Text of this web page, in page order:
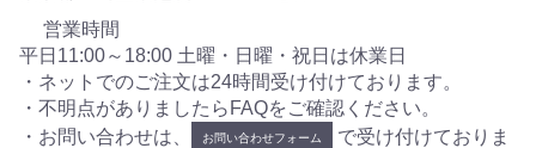
営業時間
平日11:00～18:00 土曜・日曜・祝日は休業日
・ネットでのご注文は24時間受け付けております。
・不明点がありましたらFAQをご確認ください。
・お問い合わせは、
お問い合わせフォーム
で受け付けておりま